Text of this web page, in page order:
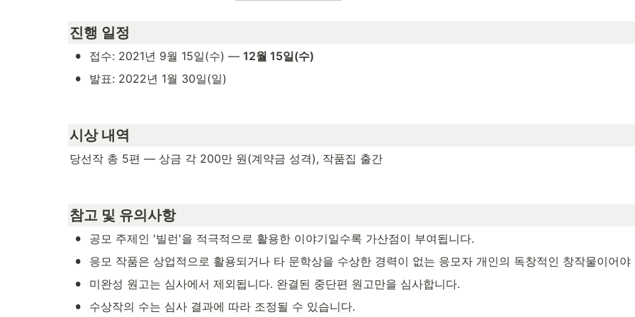
진행 일정
• 접수: 2021년 9월 15일(수) — 12월 15일(수)
• 발표: 2022년 1월 30일(일)
시상 내역
당선작 총 5편 — 상금 각 200만 원(계약금 성격), 작품집 출간
참고 및 유의사항
• 공모 주제인 '빌런'을 적극적으로 활용한 이야기일수록 가산점이 부여됩니다.
• 응모 작품은 상업적으로 활용되거나 타 문학상을 수상한 경력이 없는 응모자 개인의 독창적인 창작물이어
• 미완성 원고는 심사에서 제외됩니다. 완결된 중단편 원고만을 심사합니다.
• 수상작의 수는 심사 결과에 따라 조정될 수 있습니다.